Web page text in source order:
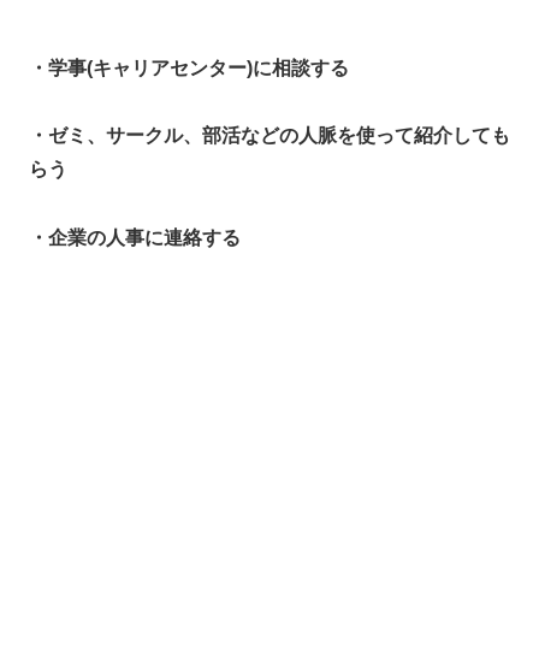
・学事(キャリアセンター)に相談する
・ゼミ、サークル、部活などの人脈を使って紹介しても
らう
・企業の人事に連絡する